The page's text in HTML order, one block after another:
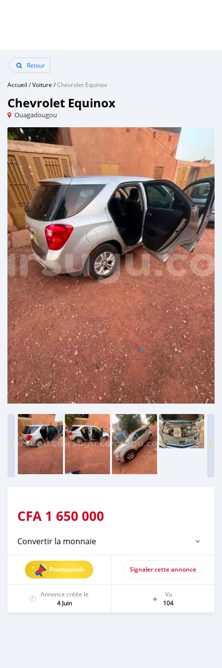
Retour
Accueil /Voiture /Chevrolet Equinox
Chevrolet Equinox
Ouagadougou
CFA 1 650 000
Convertir la monnaie
Promouvoir Signaler cette annonce
Annonce créée le
4 Juin
Vu
104